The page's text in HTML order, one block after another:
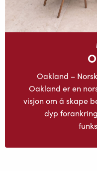
Oakland –
Oakland er en
visjon om å skape
dyp